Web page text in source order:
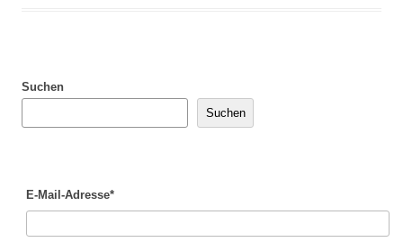
Suchen
Suchen
E-Mail-Adresse*